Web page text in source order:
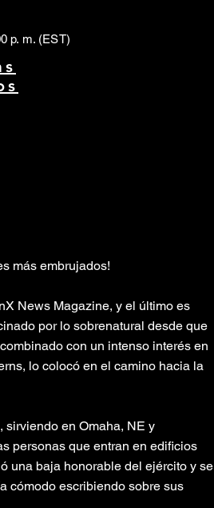
p. m. (EST)
más embrujados!
News Magazine, y el último es
por lo sobrenatural desde que
con un intenso interés en
lo colocó en el camino hacia la
sirviendo en Omaha, NE y
personas que entran en edificios
una baja honorable del ejército y se
cómodo escribiendo sobre sus